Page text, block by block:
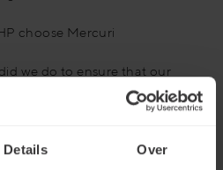
Details Over
choose Mercuri
we do to ensure that our
that would make the